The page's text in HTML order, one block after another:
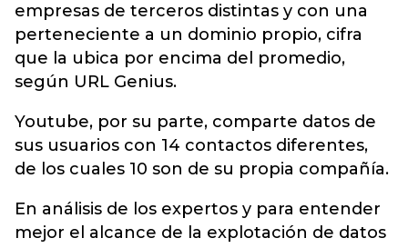
empresas de terceros distintas y con una
perteneciente a un dominio propio, cifra
que la ubica por encima del promedio,
según URL Genius.
Youtube, por su parte, comparte datos de
sus usuarios con 14 contactos diferentes,
de los cuales 10 son de su propia compañía.
En análisis de los expertos y para entender
mejor el alcance de la explotación de datos